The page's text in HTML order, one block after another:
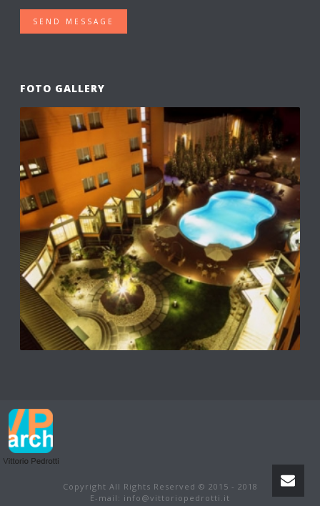
SEND MESSAGE
FOTO GALLERY
Copyright All Rights Reserved © 2015 - 2018
E-mail: info@vittoriopedrotti.it